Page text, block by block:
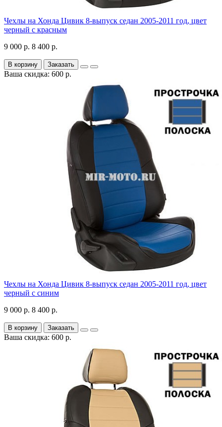
Чехлы на Хонда Цивик 8-выпуск седан 2005-2011 год, цвет
черный с красным
9 000 р. 8 400 р.
В корзину Заказать
Ваша скидка: 600 р.
Чехлы на Хонда Цивик 8-выпуск седан 2005-2011 год, цвет
черный с синим
9 000 р. 8 400 р.
В корзину Заказать
Ваша скидка: 600 р.